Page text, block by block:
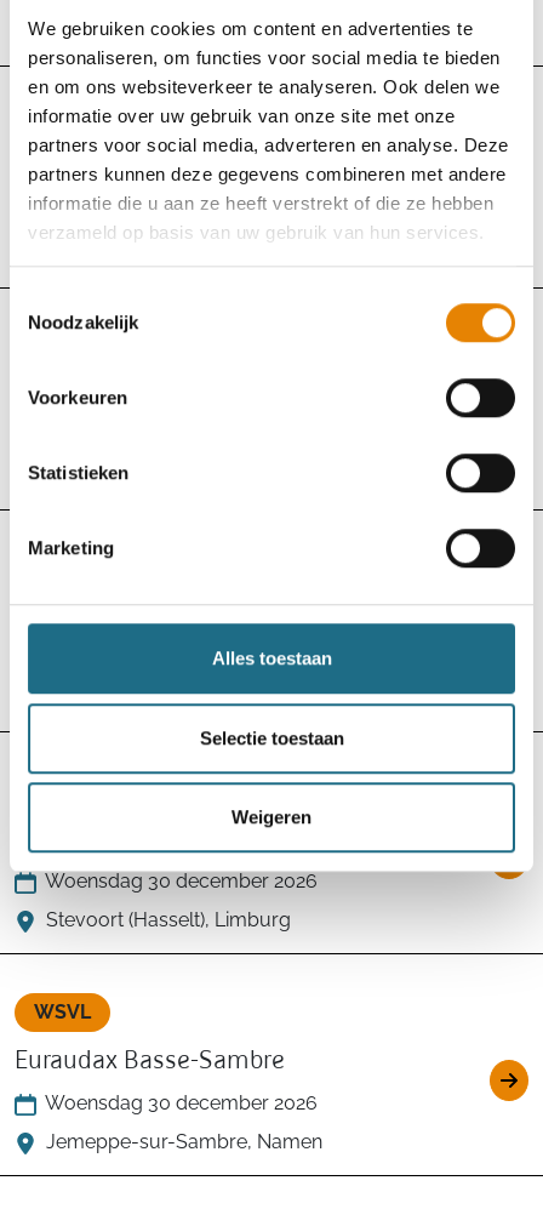
We gebruiken cookies om content en advertenties te
personaliseren, om functies voor social media te bieden
en om ons websiteverkeer te analyseren. Ook delen we
informatie over uw gebruik van onze site met onze
partners voor social media, adverteren en analyse. Deze
partners kunnen deze gegevens combineren met andere
informatie die u aan ze heeft verstrekt of die ze hebben
verzameld op basis van uw gebruik van hun services.
Noodzakelijk
Voorkeuren
Statistieken
Marketing
Alles toestaan
Selectie toestaan
Weigeren
Kortrijk, West-Vlaanderen
WSVL
Eindejaarstocht
Maandag 28 december 2026
Grenstocht
Lommel, Limburg
Driekoningentocht
Woensdag 30 december 2026
Halle (Zoersel), Antwerpen
WSVL
Woensdag 30 december 2026
Stevoort (Hasselt), Limburg
WSVL
Euraudax Basse-Sambre
Woensdag 30 december 2026
Jemeppe-sur-Sambre, Namen